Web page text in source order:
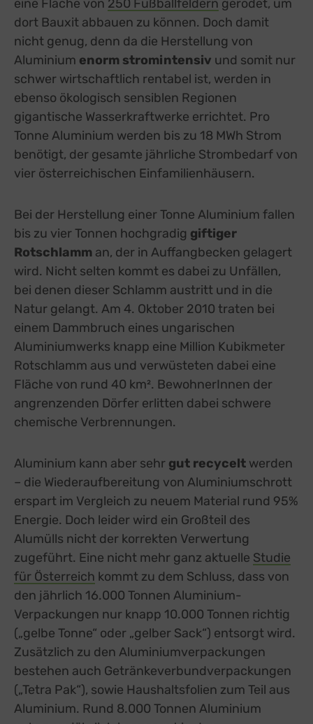
eine Fläche von 250 Fußballfeldern external link,
gerodet, um
dort Bauxit abbauen zu können. Doch damit
nicht genug, denn da die Herstellung von
Aluminium enorm stromintensiv und somit nur
schwer wirtschaftlich rentabel ist, werden in
ebenso ökologisch sensiblen Regionen
gigantische Wasserkraftwerke errichtet. Pro
Tonne Aluminium werden bis zu 18 MWh Strom
benötigt, der gesamte jährliche Strombedarf von
vier österreichischen Einfamilienhäusern.
Bei der Herstellung einer Tonne Aluminium fallen
bis zu vier Tonnen hochgradig giftiger
Rotschlamm an, der in Auffangbecken gelagert
wird. Nicht selten kommt es dabei zu Unfällen,
bei denen dieser Schlamm austritt und in die
Natur gelangt. Am 4. Oktober 2010 traten bei
einem Dammbruch eines ungarischen
Aluminiumwerks knapp eine Million Kubikmeter
Rotschlamm aus und verwüsteten dabei eine
Fläche von rund 40 km². BewohnerInnen der
angrenzenden Dörfer erlitten dabei schwere
chemische Verbrennungen.
Aluminium kann aber sehr gut recycelt werden
– die Wiederaufbereitung von Aluminiumschrott
erspart im Vergleich zu neuem Material rund 95%
Energie. Doch leider wird ein Großteil des
Alumülls nicht der korrekten Verwertung
zugeführt. Eine nicht mehr ganz aktuelle Studie
für Österreich external link, opens in a new tab
kommt zu dem Schluss, dass von
den jährlich 16.000 Tonnen Aluminium-
Verpackungen nur knapp 10.000 Tonnen richtig
(„gelbe Tonne“ oder „gelber Sack“) entsorgt wird.
Zusätzlich zu den Aluminiumverpackungen
bestehen auch Getränkeverbundverpackungen
(„Tetra Pak“), sowie Haushaltsfolien zum Teil aus
Aluminium. Rund 8.000 Tonnen Aluminium